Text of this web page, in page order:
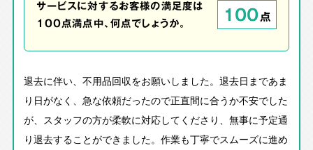
サービスに対するお客様の満足度は
100点満点中、何点でしょうか。
100点
退去に伴い、不用品回収をお願いしました。退去日まであま
り日がなく、急な依頼だったので正直間に合うか不安でした
が、スタッフの方が柔軟に対応してくださり、無事に予定通
り退去することができました。作業も丁寧でスムーズに進め